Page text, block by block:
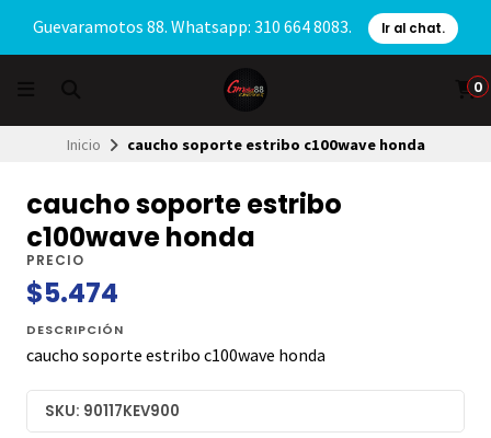
Guevaramotos 88. Whatsapp: 310 664 8083. Ir al chat.
0
Inicio caucho soporte estribo c100wave honda
caucho soporte estribo
c100wave honda
PRECIO
$5.474
DESCRIPCIÓN
caucho soporte estribo c100wave honda
SKU: 90117KEV900